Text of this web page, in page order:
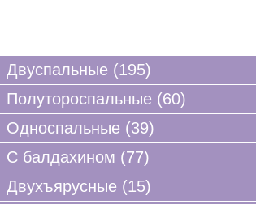
Двуспальные (195)
Полутороспальные (60)
Односпальные (39)
С балдахином (77)
Двухъярусные (15)